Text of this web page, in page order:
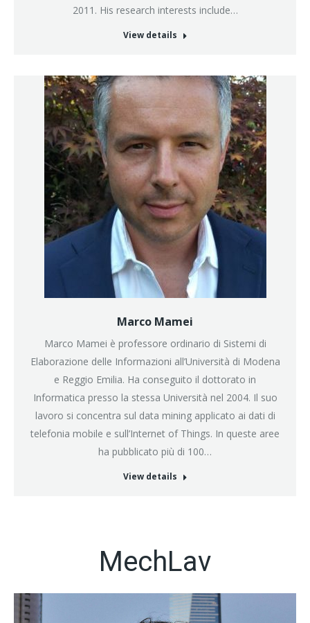
2011. His research interests include…
View details
Marco Mamei
Marco Mamei è professore ordinario di Sistemi di
Elaborazione delle Informazioni all’Università di Modena
e Reggio Emilia. Ha conseguito il dottorato in
Informatica presso la stessa Università nel 2004. Il suo
lavoro si concentra sul data mining applicato ai dati di
telefonia mobile e sull’Internet of Things. In queste aree
ha pubblicato più di 100…
View details
MechLav